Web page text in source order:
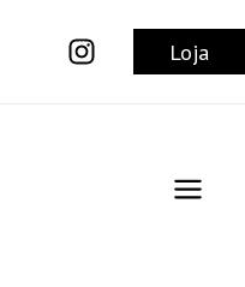
Loja